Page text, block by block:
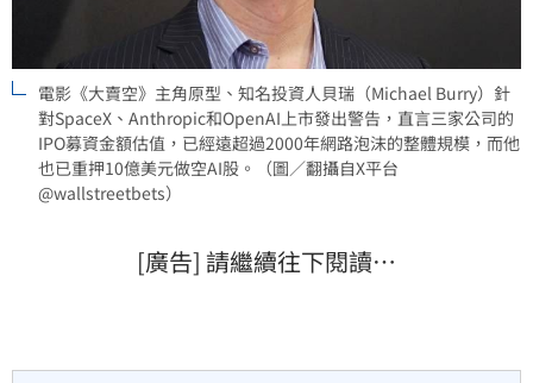
電影《大賣空》主角原型、知名投資人貝瑞（Michael Burry）針
對SpaceX、Anthropic和OpenAI上市發出警告，直言三家公司的
IPO募資金額估值，已經遠超過2000年網路泡沫的整體規模，而他
也已重押10億美元做空AI股。（圖／翻攝自X平台
@wallstreetbets）
[廣告] 請繼續往下閱讀…